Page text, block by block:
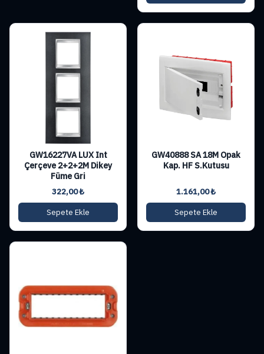
GW16227VA LUX Int
Çerçeve 2+2+2M Dikey
Füme Gri
322,00₺
Sepete Ekle
GW40888 SA 18M Opak
Kap. HF S.Kutusu
1.161,00₺
Sepete Ekle